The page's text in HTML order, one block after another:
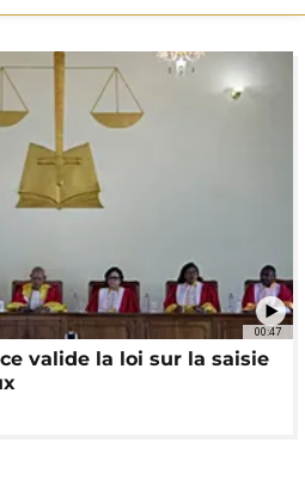
00:47
valide la loi sur la saisie